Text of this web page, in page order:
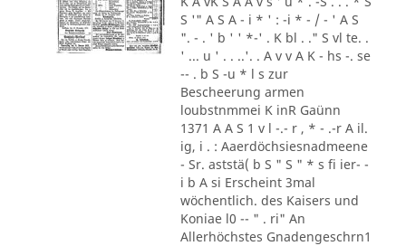
S '" A S A - i * ' : -i * - / - ' A S
". - . ' b ' ' *-' . K bl . ." S vl te. .
' ... u ' . . ..'. . A v v A K - hs -. se
-- . b S -u * l s zur
Bescheerung armen
loubstnmmei K inR Gaünn
1371 A A S 1 v l -.- r , * - .-r A il.
ig, i . : Aaerdöchsiesnadmeene
- Sr. aststä( b S " S " * s fi ier- -
i b A si Erscheint 3mal
wöchentlich. des Kaisers und
Koniae l0 -- " . ri" An
Allerhöchstes Gnadengeschrn1